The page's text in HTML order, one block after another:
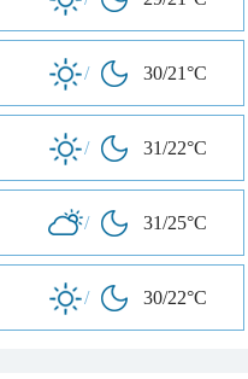
/ 30/21°C
/ 31/22°C
/ 31/25°C
/ 30/22°C